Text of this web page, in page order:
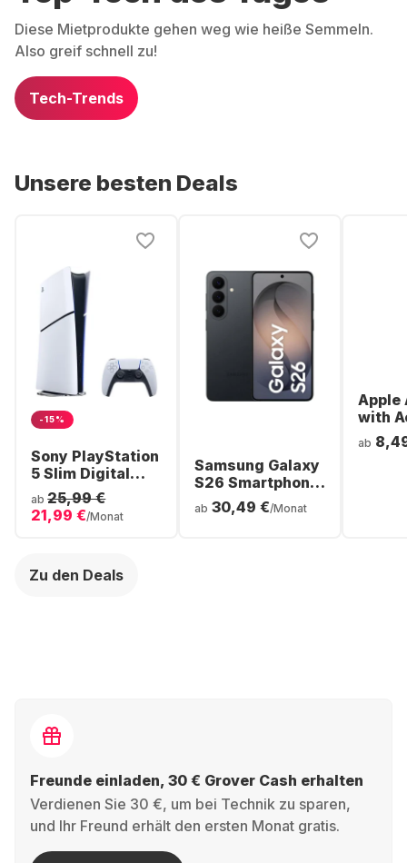
Diese Mietprodukte gehen weg wie heiße Semmeln.
Also greif schnell zu!
Tech-Trends
Unsere besten Deals
-15%
Sony PlayStation
5 Slim Digital
Console
ab 25,99 €
21,99 €/Monat
Samsung Galaxy
S26 Smartphone
- 256GB - Dual
SIM
ab 30,49 €/Monat
Apple
with
Noise
ab
Zu den Deals
Freunde einladen, 30 € Grover Cash erhalten
Verdienen Sie 30 €, um bei Technik zu sparen,
und Ihr Freund erhält den ersten Monat gratis.